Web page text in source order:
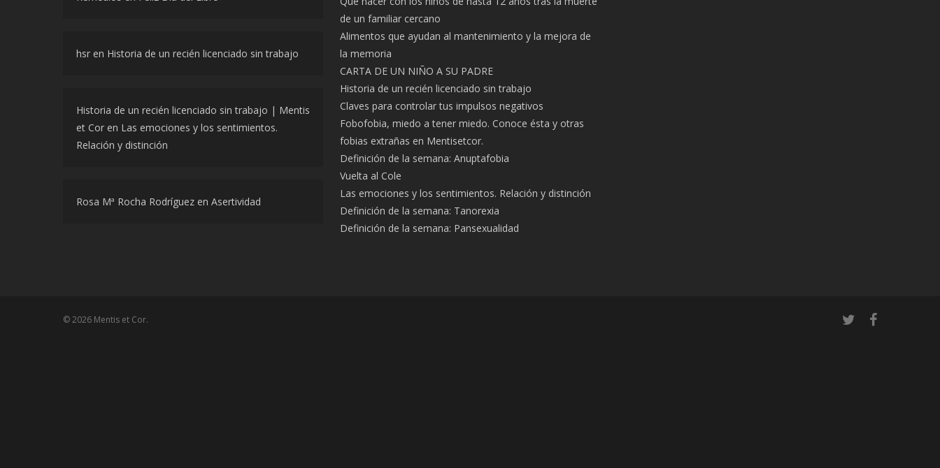
hsr en Historia de un recién licenciado sin trabajo
Historia de un recién licenciado sin trabajo | Mentis
et Cor en Las emociones y los sentimientos.
Relación y distinción
Rosa Mª Rocha Rodríguez en Asertividad
de un familiar cercano
Alimentos que ayudan al mantenimiento y la mejora de
la memoria
CARTA DE UN NIÑO A SU PADRE
Historia de un recién licenciado sin trabajo
Claves para controlar tus impulsos negativos
Fobofobia, miedo a tener miedo. Conoce ésta y otras
fobias extrañas en Mentisetcor.
Definición de la semana: Anuptafobia
Vuelta al Cole
Las emociones y los sentimientos. Relación y distinción
Definición de la semana: Tanorexia
Definición de la semana: Pansexualidad
© 2026 Mentis et Cor.